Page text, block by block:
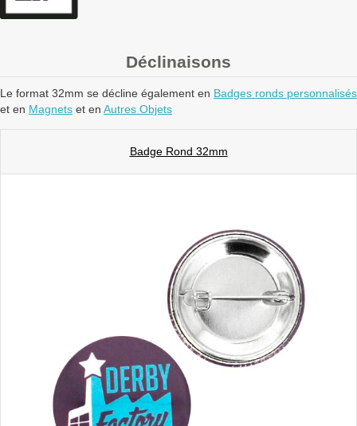
Déclinaisons
Le format 32mm se décline également en Badges ronds personnalisés
et en Magnets et en Autres Objets
Badge Rond 32mm